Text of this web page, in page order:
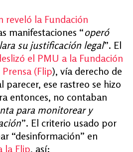
reveló la Fundación
manifestaciones “operó
su justificación legal”. El
el PMU a la Fundación
(Flip), vía derecho de
parecer, ese rastreo se hizo
entonces, no contaban
para monitorear y
”. El criterio usado por
“desinformación” en
la Flip, así: